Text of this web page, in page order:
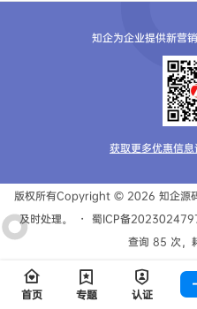
知企为企业提供新营
获取更多优惠信
版权所有Copyright © 2026 知企源
及时处理。
・ 蜀ICP备
查询 85 次，
首页 专题 认证